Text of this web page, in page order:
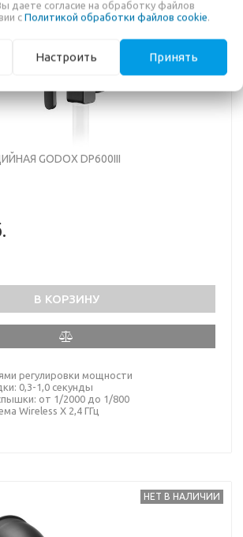
GODOX DP600III
В КОРЗИНУ
регулировки мощности
0,3-1,0 секунды
от 1/2000 до 1/800
Wireless X 2,4 ГГц
НЕТ В НАЛИЧИИ
даете согласие на обработку файлов
с Политикой обработки файлов cookie.
Настроить Принять